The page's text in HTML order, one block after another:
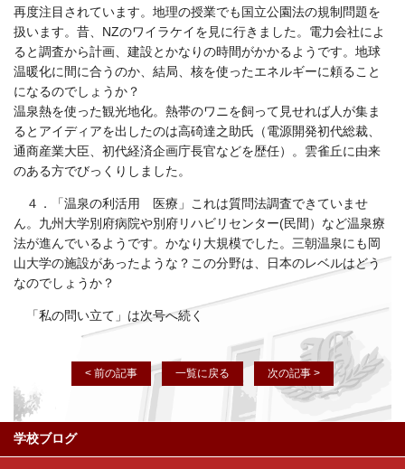
再度注目されています。地理の授業でも国立公園法の規制問題を
扱います。昔、NZのワイラケイを見に行きました。電力会社によ
ると調査から計画、建設とかなりの時間がかかるようです。地球
温暖化に間に合うのか、結局、核を使ったエネルギーに頼ること
になるのでしょうか？
温泉熱を使った観光地化。熱帯のワニを飼って見せれば人が集ま
るとアイディアを出したのは高碕達之助氏（電源開発初代総裁、
通商産業大臣、初代経済企画庁長官などを歴任）。雲雀丘に由来
のある方でびっくりしました。
４．「温泉の利活用 医療」これは質問法調査できていませ
ん。九州大学別府病院や別府リハビリセンター(民間）など温泉療
法が進んでいるようです。かなり大規模でした。三朝温泉にも岡
山大学の施設があったような？この分野は、日本のレベルはどう
なのでしょうか？
「私の問い立て」は次号へ続く
< 前の記事 一覧に戻る 次の記事 >
学校ブログ